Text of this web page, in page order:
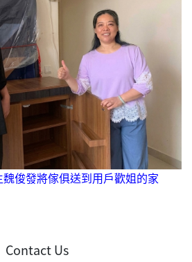
俊發將傢俱送到用戶歡姐的家
Contact Us